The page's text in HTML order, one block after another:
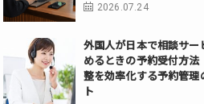
2026.07.24
外国人が日本で相談サー
めるときの予約受付方法
整を効率化する予約管理
ト